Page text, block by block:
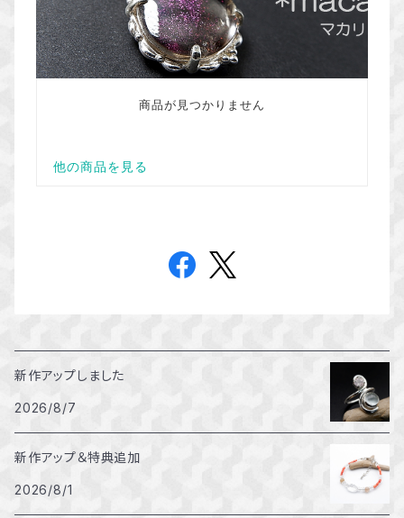
新作アップしました
2026/8/7
新作アップ＆特典追加
2026/8/1